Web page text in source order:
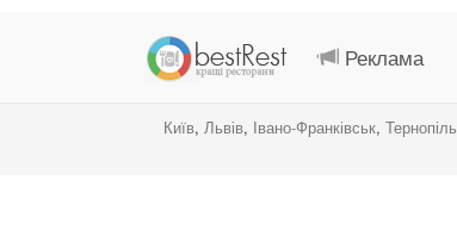
Реклама
Київ, Львів, Івано-Франківськ, Тернопіль